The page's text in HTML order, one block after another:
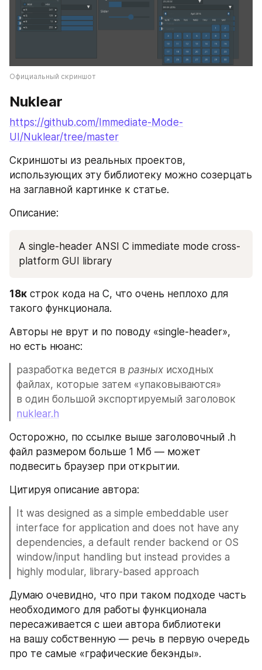
Официальный скриншот
Nuklear
https://github.com/Immediate-Mode-
UI/Nuklear/tree/master
Скриншоты из реальных проектов,
использующих эту библиотеку можно созерцать
на заглавной картинке к статье.
Описание:
A single-header ANSI C immediate mode cross-
platform GUI library
18к строк кода на C, что очень неплохо для
такого функционала.
Авторы не врут и по поводу «single-header»,
но есть нюанс:
разработка ведется в разных исходных
файлах, которые затем «упаковываются»
nuklear.h
Осторожно, по ссылке выше заголовочный .h
файл размером больше 1 Мб — может
подвесить браузер при открытии.
Цитируя описание автора:
It was designed as a simple embeddable user
interface for application and does not have any
dependencies, a default render backend or OS
window/input handling but instead provides a
highly modular, library-based approach
Думаю очевидно, что при таком подходе часть
необходимого для работы функционала
пересаживается с шеи автора библиотеки
на вашу собственную — речь в первую очередь
про те самые «графические бекэнды».